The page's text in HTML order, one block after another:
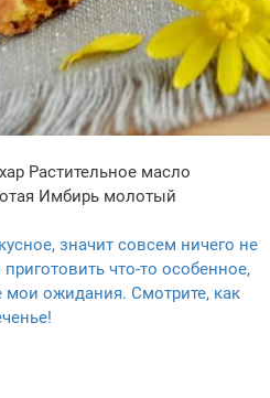
Растительное масло
Имбирь молотый
значит совсем ничего не
что-то особенное,
ожидания. Смотрите, как